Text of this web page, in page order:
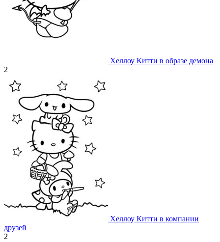
Хеллоу Китти в образе демона
2
Хеллоу Китти в компании
друзей
2